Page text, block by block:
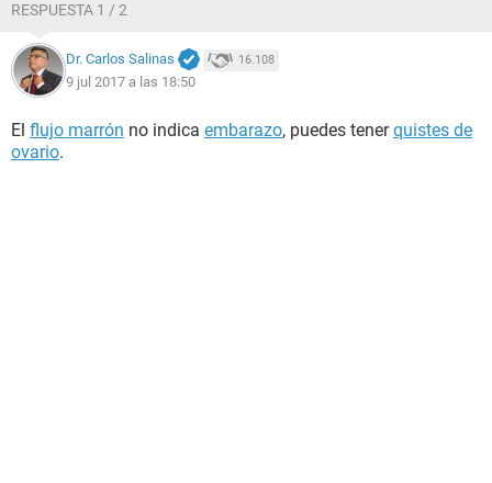
RESPUESTA 1 / 2
Dr. Carlos Salinas 16.108
9 jul 2017 a las 18:50
El flujo marrón no indica embarazo, puedes tenerquistes de
ovario.